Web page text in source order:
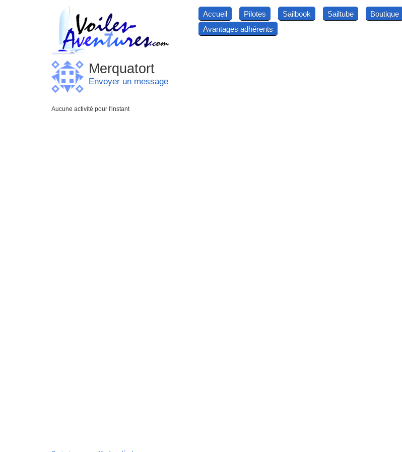
Accueil Pilotes Sailbook Sailtube
Boutique
Avantages adhérents
Merquatort
Envoyer un message
Aucune activité pour l'instant